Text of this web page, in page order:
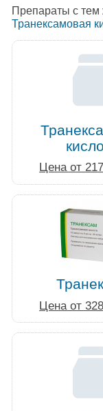
Препараты с
Транексамовая
Цена от
Цена от